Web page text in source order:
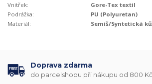
Vnitřek:
Gore-Tex textil
Podrážka:
PU (Polyuretan)
Materiál:
Semiš/Syntetická
Doprava zdarma
do parcelshopu při nákupu od 800 Kč